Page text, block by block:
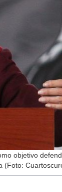
objetivo
(Foto: